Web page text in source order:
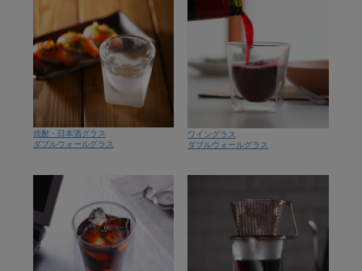
焼酎・日本酒グラス
ダブルウォールグラス
ワイングラス
ダブルウォールグラス